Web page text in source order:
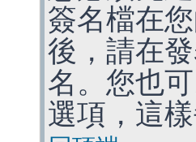
簽名檔在
後，請在
名。您也
選項，這